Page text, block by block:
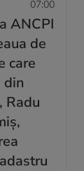
07:00
ANCPI
de
care
din
Radu